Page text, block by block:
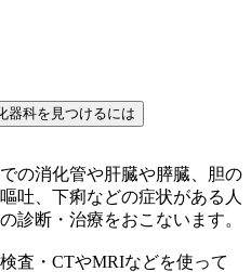
器科を見つけるには
の消化管や肝臓や膵臓、胆の
吐、下痢などの症状がある人
診断・治療をおこないます。
査・CTやMRIなどを使って